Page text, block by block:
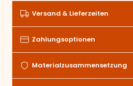
Versand & Lieferzeiten
Zahlungsoptionen
Materialzusammensetzung